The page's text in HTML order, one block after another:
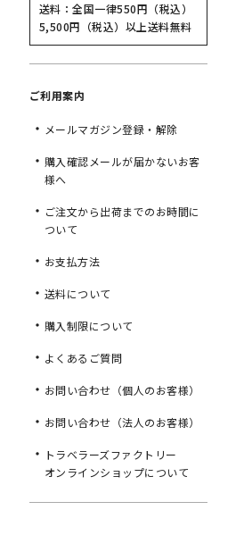
送料：全国一律550円（税込）
5,500円（税込）以上送料無料
ご利用案内
メールマガジン登録・解除
購入確認メールが届かないお客
様へ
ご注文から出荷までのお時間に
ついて
お支払方法
送料について
購入制限について
よくあるご質問
お問い合わせ（個人のお客様）
お問い合わせ（法人のお客様）
トラベラーズファクトリー
オンラインショップについて